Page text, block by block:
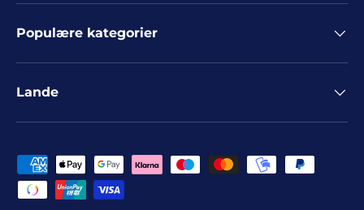
Populære kategorier
Lande
Betalingsmuligheder